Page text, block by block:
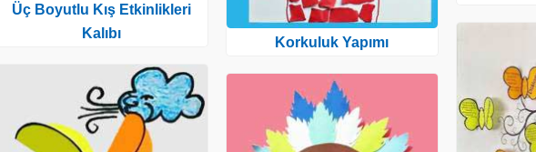
Üç Boyutlu Kış Etkinlikleri
Kalıbı
Korkuluk Yapımı